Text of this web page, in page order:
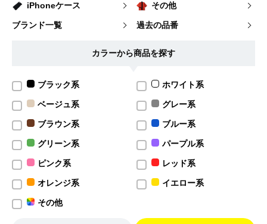
iPhoneケース その他
ブランド一覧 過去の品番
カラーから商品を探す
ブラック系 ホワイト系
ベージュ系 グレー系
ブラウン系 ブルー系
グリーン系 パープル系
ピンク系 レッド系
オレンジ系 イエロー系
その他